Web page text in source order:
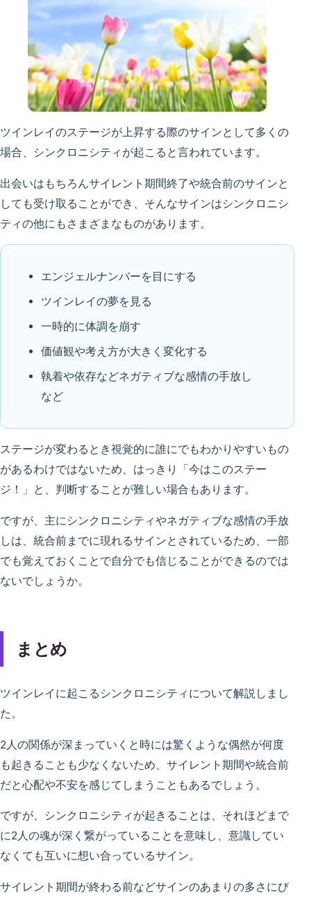
ツインレイのステージが上昇する際のサインとして多くの
場合、シンクロニシティが起こると言われています。
出会いはもちろんサイレント期間終了や統合前のサインと
しても受け取ることができ、そんなサインはシンクロニシ
ティの他にもさまざまなものがあります。
エンジェルナンバーを目にする
ツインレイの夢を見る
一時的に体調を崩す
価値観や考え方が大きく変化する
執着や依存などネガティブな感情の手放し
など
ステージが変わるとき視覚的に誰にでもわかりやすいもの
があるわけではないため、はっきり「今はこのステー
ジ！」と、判断することが難しい場合もあります。
ですが、主にシンクロニシティやネガティブな感情の手放
しは、統合前までに現れるサインとされているため、一部
でも覚えておくことで自分でも信じることができるのでは
ないでしょうか。
まとめ
ツインレイに起こるシンクロニシティについて解説しまし
た。
2人の関係が深まっていくと時には驚くような偶然が何度
も起きることも少なくないため、サイレント期間や統合前
だと心配や不安を感じてしまうこともあるでしょう。
ですが、シンクロニシティが起きることは、それほどまで
に2人の魂が深く繋がっていることを意味し、意識してい
なくても互いに想い合っているサイン。
サイレント期間が終わる前などサインのあまりの多さにび